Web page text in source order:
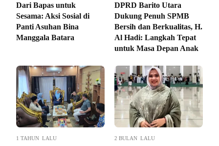
Dari Bapas untuk
Sesama: Aksi Sosial di
Panti Asuhan Bina
Manggala Batara
DPRD Barito Utara
Dukung Penuh SPMB
Bersih dan Berkualitas, H.
Al Hadi: Langkah Tepat
untuk Masa Depan Anak
1 TAHUN LALU 2 BULAN LALU